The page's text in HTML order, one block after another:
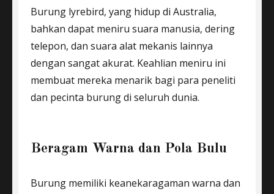
Burung lyrebird, yang hidup di Australia,
bahkan dapat meniru suara manusia, dering
telepon, dan suara alat mekanis lainnya
dengan sangat akurat. Keahlian meniru ini
membuat mereka menarik bagi para peneliti
dan pecinta burung di seluruh dunia.
Beragam Warna dan Pola Bulu
Burung memiliki keanekaragaman warna dan